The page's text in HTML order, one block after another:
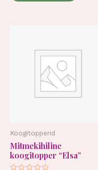
Koogitopperid
Mitmekihiline
koogitopper “Elsa”